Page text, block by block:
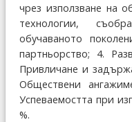
чрез използване на
технологии,
обучаваното
партньорство; 4.
Привличане и
Обществени
Успеваемостта при
%.